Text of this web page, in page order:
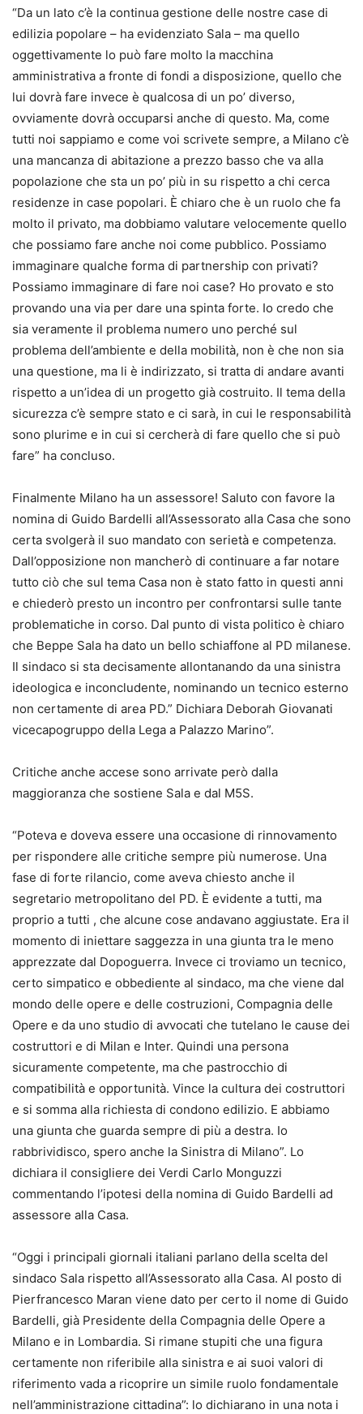
“Da un lato c’è la continua gestione delle nostre case di
edilizia popolare – ha evidenziato Sala – ma quello
oggettivamente lo può fare molto la macchina
amministrativa a fronte di fondi a disposizione, quello che
lui dovrà fare invece è qualcosa di un po’ diverso,
ovviamente dovrà occuparsi anche di questo. Ma, come
tutti noi sappiamo e come voi scrivete sempre, a Milano c’è
una mancanza di abitazione a prezzo basso che va alla
popolazione che sta un po’ più in su rispetto a chi cerca
residenze in case popolari. È chiaro che è un ruolo che fa
molto il privato, ma dobbiamo valutare velocemente quello
che possiamo fare anche noi come pubblico. Possiamo
immaginare qualche forma di partnership con privati?
Possiamo immaginare di fare noi case? Ho provato e sto
provando una via per dare una spinta forte. Io credo che
sia veramente il problema numero uno perché sul
problema dell’ambiente e della mobilità, non è che non sia
una questione, ma li è indirizzato, si tratta di andare avanti
rispetto a un’idea di un progetto già costruito. Il tema della
sicurezza c’è sempre stato e ci sarà, in cui le responsabilità
sono plurime e in cui si cercherà di fare quello che si può
fare” ha concluso.
Finalmente Milano ha un assessore! Saluto con favore la
nomina di Guido Bardelli all’Assessorato alla Casa che sono
certa svolgerà il suo mandato con serietà e competenza.
Dall’opposizione non mancherò di continuare a far notare
tutto ciò che sul tema Casa non è stato fatto in questi anni
e chiederò presto un incontro per confrontarsi sulle tante
problematiche in corso. Dal punto di vista politico è chiaro
che Beppe Sala ha dato un bello schiaffone al PD milanese.
Il sindaco si sta decisamente allontanando da una sinistra
ideologica e inconcludente, nominando un tecnico esterno
non certamente di area PD.” Dichiara Deborah Giovanati
vicecapogruppo della Lega a Palazzo Marino”.
Critiche anche accese sono arrivate però dalla
maggioranza che sostiene Sala e dal M5S.
“Poteva e doveva essere una occasione di rinnovamento
per rispondere alle critiche sempre più numerose. Una
fase di forte rilancio, come aveva chiesto anche il
segretario metropolitano del PD. È evidente a tutti, ma
proprio a tutti , che alcune cose andavano aggiustate. Era il
momento di iniettare saggezza in una giunta tra le meno
apprezzate dal Dopoguerra. Invece ci troviamo un tecnico,
certo simpatico e obbediente al sindaco, ma che viene dal
mondo delle opere e delle costruzioni, Compagnia delle
Opere e da uno studio di avvocati che tutelano le cause dei
costruttori e di Milan e Inter. Quindi una persona
sicuramente competente, ma che pastrocchio di
compatibilità e opportunità. Vince la cultura dei costruttori
e si somma alla richiesta di condono edilizio. E abbiamo
una giunta che guarda sempre di più a destra. Io
rabbrividisco, spero anche la Sinistra di Milano”. Lo
dichiara il consigliere dei Verdi Carlo Monguzzi
commentando l’ipotesi della nomina di Guido Bardelli ad
assessore alla Casa.
“Oggi i principali giornali italiani parlano della scelta del
sindaco Sala rispetto all’Assessorato alla Casa. Al posto di
Pierfrancesco Maran viene dato per certo il nome di Guido
Bardelli, già Presidente della Compagnia delle Opere a
Milano e in Lombardia. Si rimane stupiti che una figura
certamente non riferibile alla sinistra e ai suoi valori di
riferimento vada a ricoprire un simile ruolo fondamentale
nell’amministrazione cittadina”: lo dichiarano in una nota i